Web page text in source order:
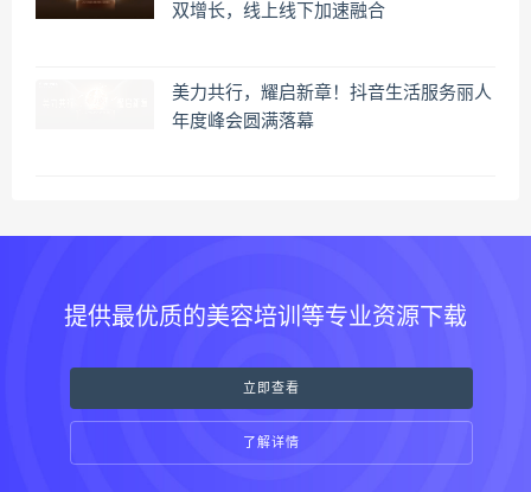
双增长，线上线下加速融合
美力共行，耀启新章！抖音生活服务丽人
年度峰会圆满落幕
提供最优质的美容培训等专业资源下载
立即查看
了解详情